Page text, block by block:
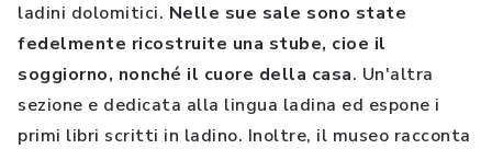
ladini dolomitici. Nelle sue sale sono state
fedelmente ricostruite una stube, cioe il
soggiorno, nonché il cuore della casa. Un'altra
sezione e dedicata alla lingua ladina ed espone i
primi libri scritti in ladino. Inoltre, il museo racconta